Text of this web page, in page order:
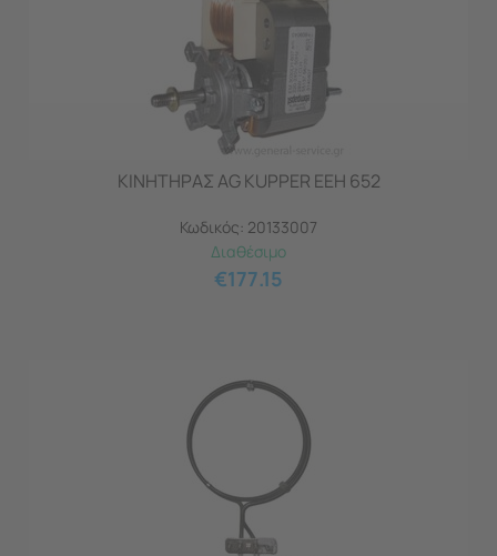
ΚΙΝΗΤΗΡΑΣ AG KUPPER EEH 652
Κωδικός: 20133007
Διαθέσιμο
€177.15